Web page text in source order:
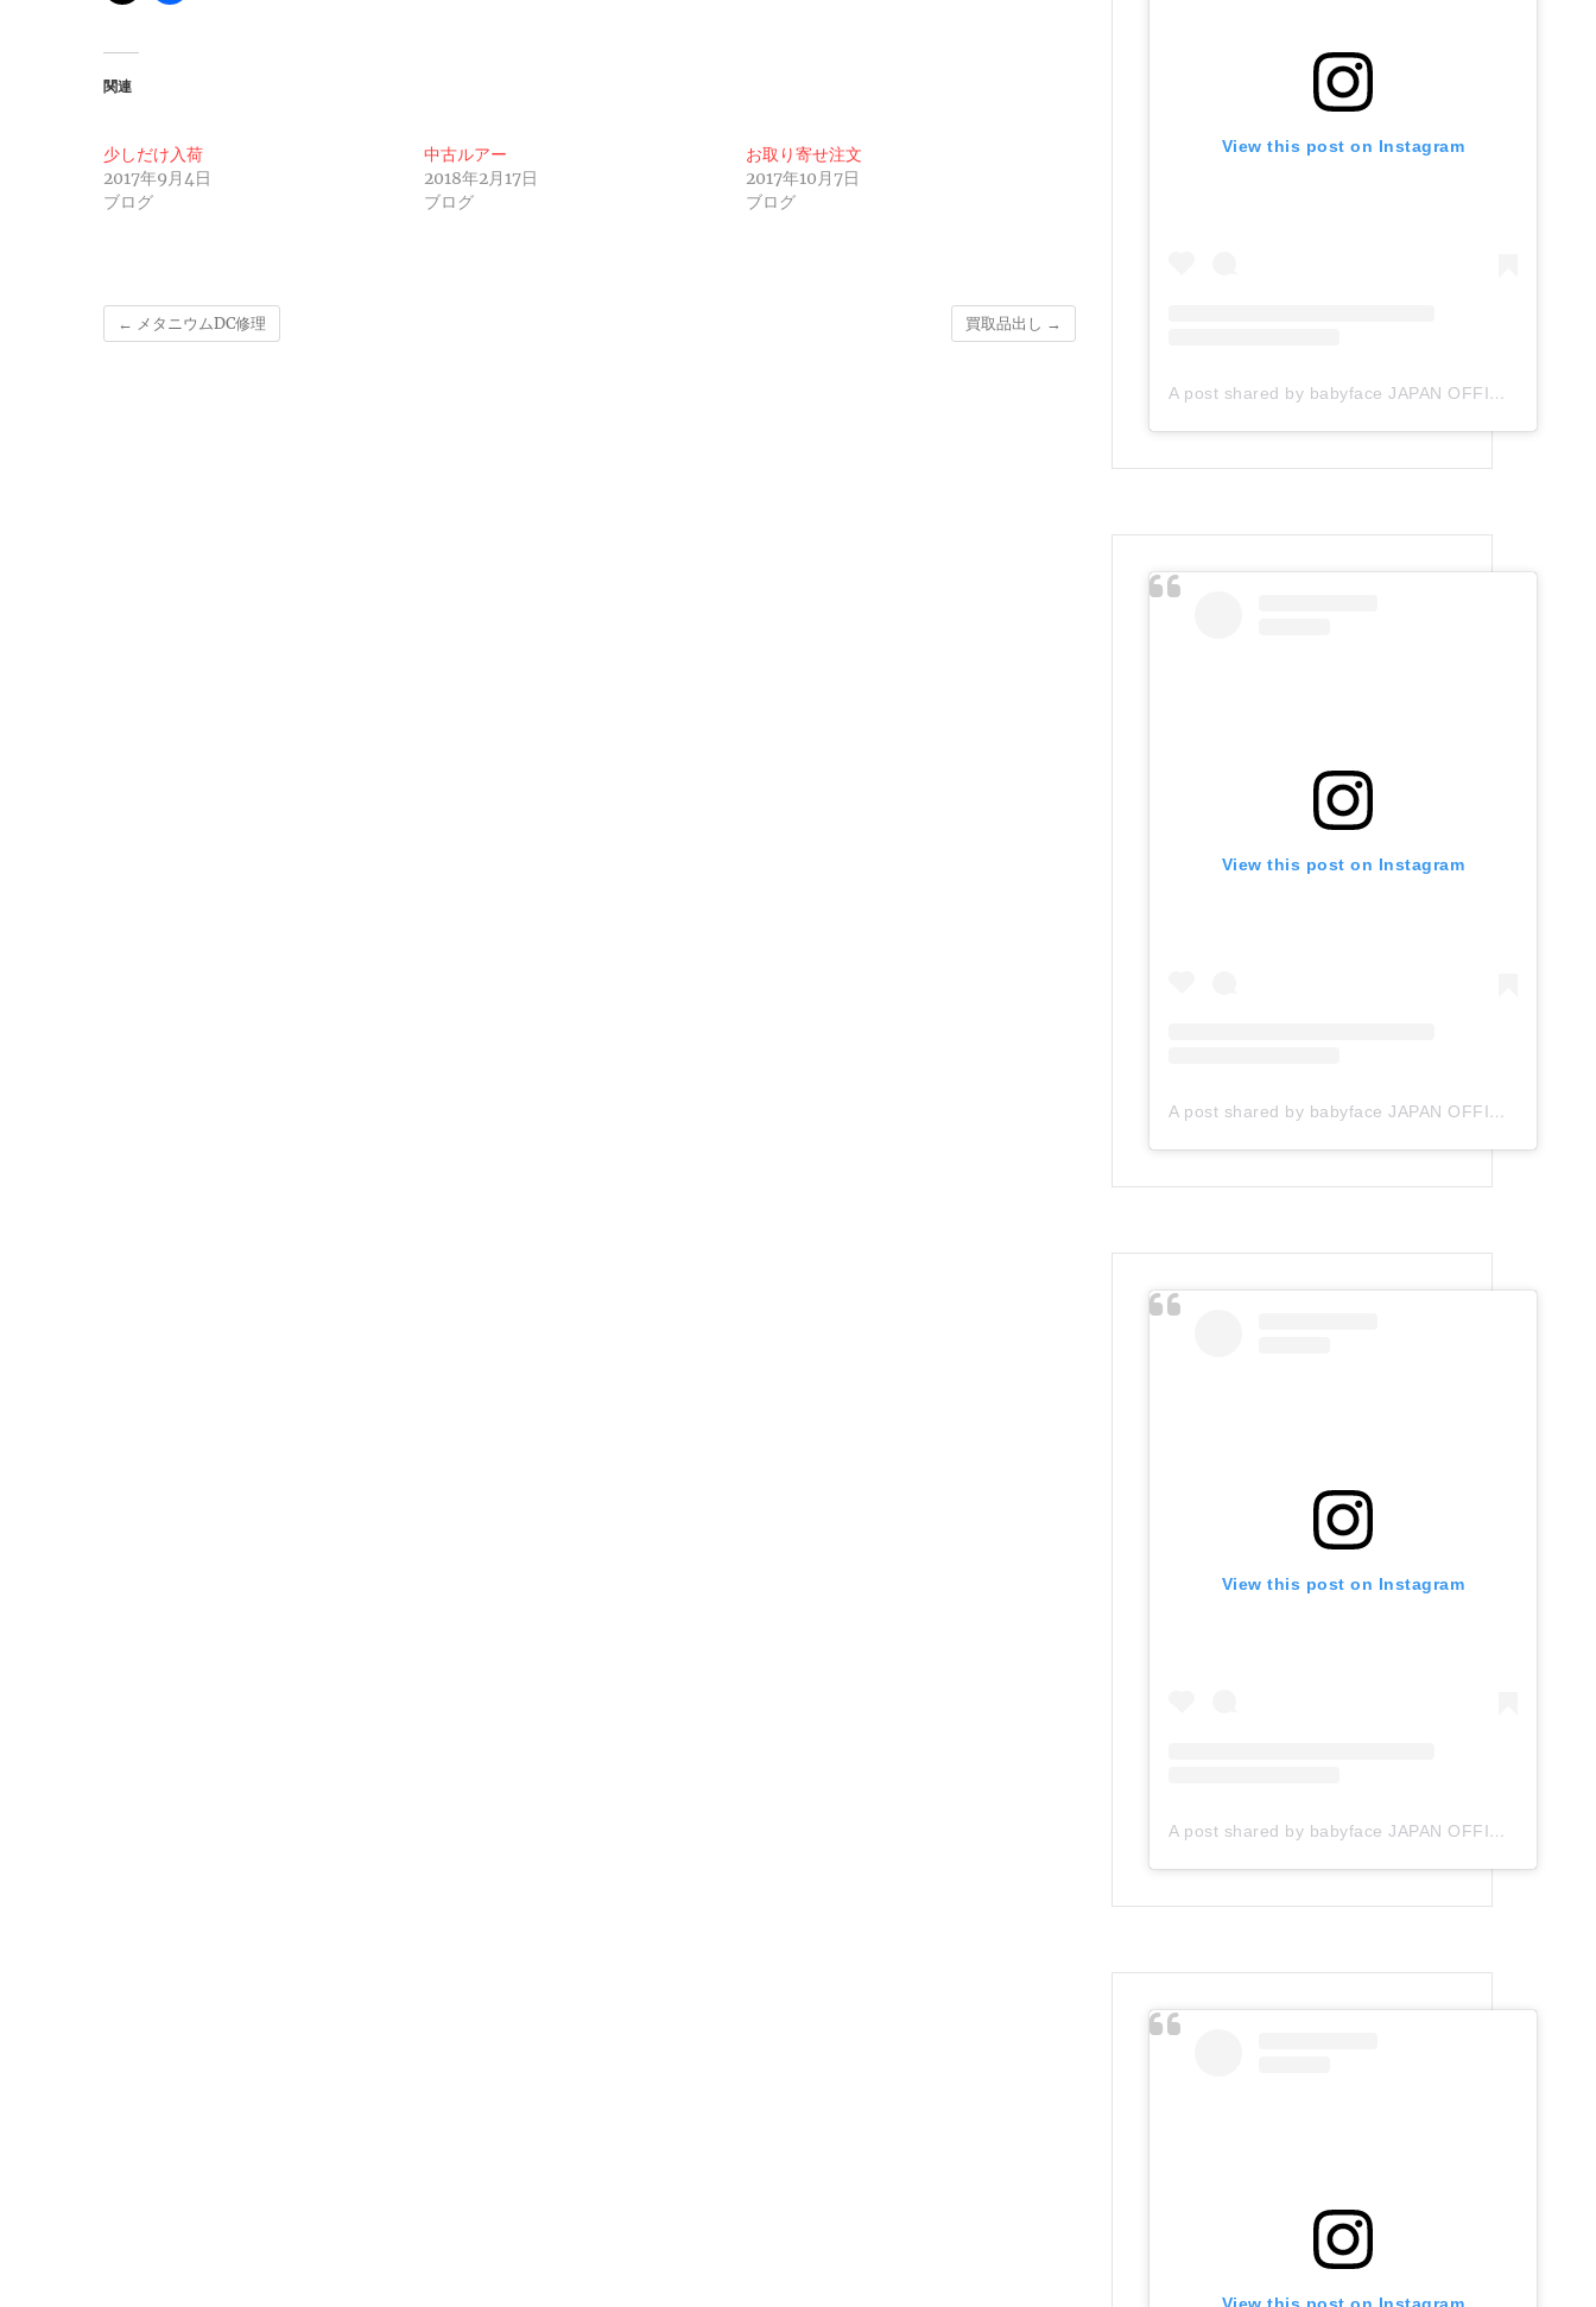
関連
少しだけ入荷
2017年9月4日
ブログ
中古ルアー
2018年2月17日
ブログ
お取り寄せ注文
2017年10月7日
ブログ
← メタニウムDC修理 買取品出し →
View this post on Instagram
A post shared by babyface JAPAN OFFICIAL (@babyface_japan)
View this post on Instagram
A post shared by babyface JAPAN OFFICIAL (@babyface_japan)
View this post on Instagram
A post shared by babyface JAPAN OFFICIAL (@babyface_japan)
View this post on Instagram